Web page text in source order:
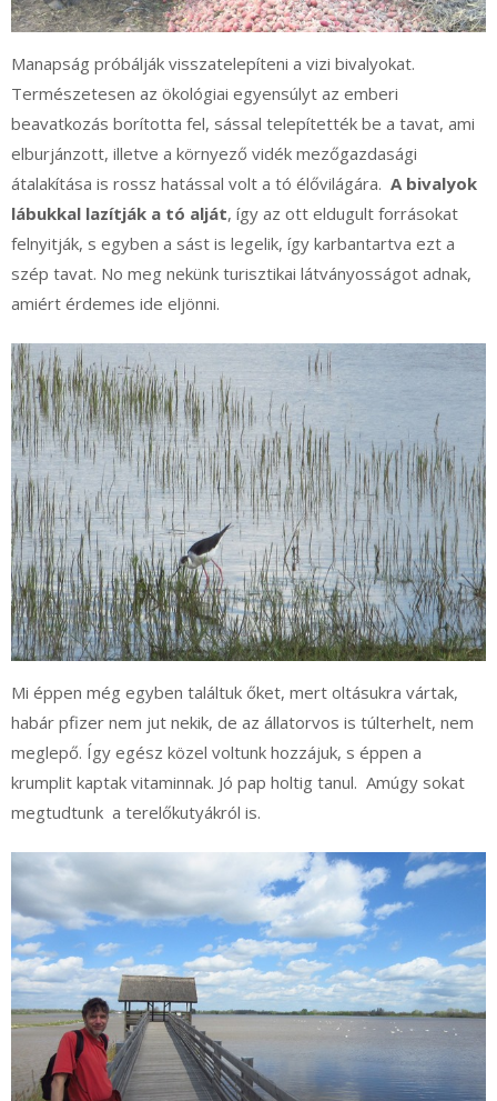
Manapság próbálják visszatelepíteni a vizi bivalyokat.
Természetesen az ökológiai egyensúlyt az emberi
beavatkozás borította fel, sással telepítették be a tavat, ami
elburjánzott, illetve a környező vidék mezőgazdasági
átalakítása is rossz hatással volt a tó élővilágára. A bivalyok
lábukkal lazítják a tó alját, így az ott eldugult forrásokat
felnyitják, s egyben a sást is legelik, így karbantartva ezt a
szép tavat. No meg nekünk turisztikai látványosságot adnak,
amiért érdemes ide eljönni.
Mi éppen még egyben találtuk őket, mert oltásukra vártak,
habár pfizer nem jut nekik, de az állatorvos is túlterhelt, nem
meglepő. Így egész közel voltunk hozzájuk, s éppen a
krumplit kaptak vitaminnak. Jó pap holtig tanul. Amúgy sokat
megtudtunk a terelőkutyákról is.